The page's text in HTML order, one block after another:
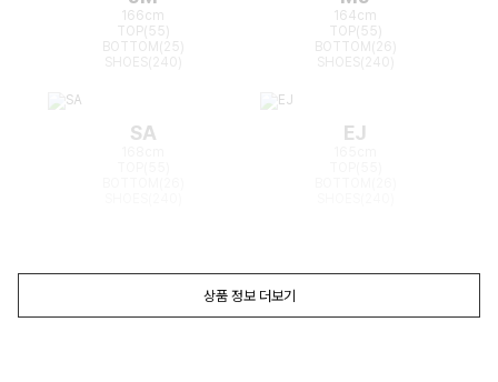
166cm
TOP(55)
BOTTOM(25)
164cm
TOP(55)
BOTTOM(26)
SA EJ
상품 정보 더보기